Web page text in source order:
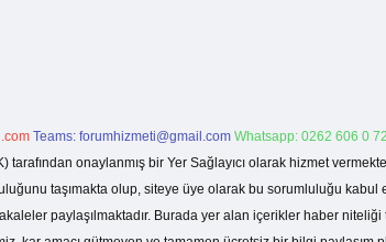
Teams: forumhizmeti@gmail.com Whatsapp: 0262 606 0
onaylanmış bir Yer Sağlayıcı olarak hizmet
taşımakta olup, siteye üye olarak bu sorumluluğu
paylaşılmaktadır. Burada yer alan içerikler haber